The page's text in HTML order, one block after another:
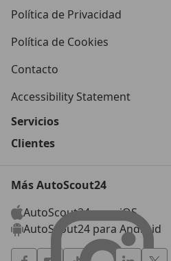
Política de Privacidad
Política de Cookies
Contacto
Accessibility Statement
Servicios
Clientes
Más AutoScout24
AutoScout24 para iOS
AutoScout24 para Android